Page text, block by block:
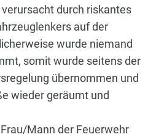
durch riskantes
auf der
wurde niemand
somit wurde seitens der
übernommen und
wieder geräumt und
Mann der Feuerwehr